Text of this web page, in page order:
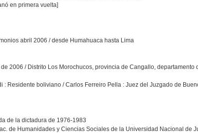
en primera vuelta]
abril 2006 / desde Humahuaca hasta Lima
2006 / Distrito Los Morochucos, provincia de Cangallo, departamento
: Residente boliviano / Carlos Ferreiro Pella : Juez del Juzgado de
de la dictadura de 1976-1983
de Humanidades y Ciencias Sociales de la Universidad Nacional de